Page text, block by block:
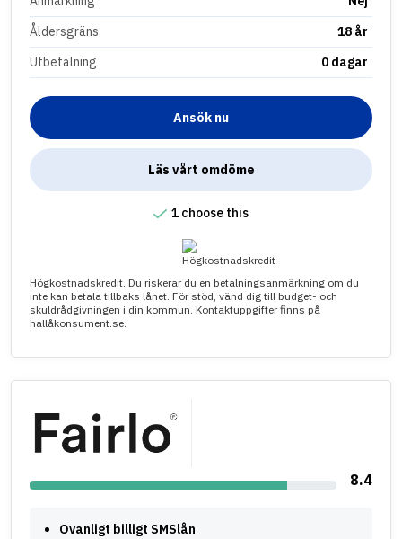
Åldersgräns
18 år
Utbetalning
0 dagar
Ansök nu
Läs vårt omdöme
1 choose this
Högkostnadskredit. Du riskerar du en betalningsanmärkning om du
inte kan betala tillbaks lånet. För stöd, vänd dig till budget- och
skuldrådgivningen i din kommun. Kontaktuppgifter finns på
hallåkonsument.se.
8.4
Ovanligt billigt SMSlån